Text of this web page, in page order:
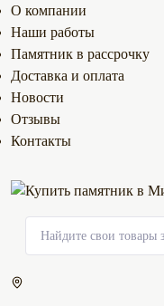
О компании
Наши работы
Памятник в рассрочку
Доставка и оплата
Новости
Отзывы
Контакты